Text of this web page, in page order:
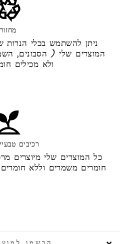
מחזור
ניתן להשתמש בכלי הנרות
המוצרים שלי ( הסבונים,
ולא מכילים
רכיבים
כל המוצרים שלי מיוצרים
חומרים משמרים וללא